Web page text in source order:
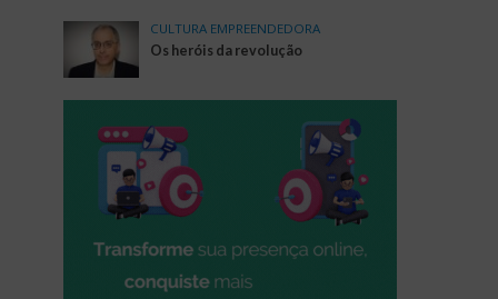
CULTURA EMPREENDEDORA
Os heróis da revolução